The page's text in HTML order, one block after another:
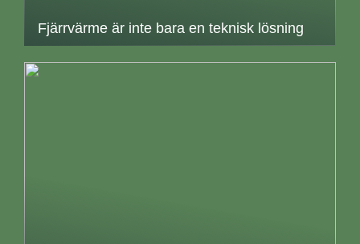
Fjärrvärme är inte bara en teknisk lösning